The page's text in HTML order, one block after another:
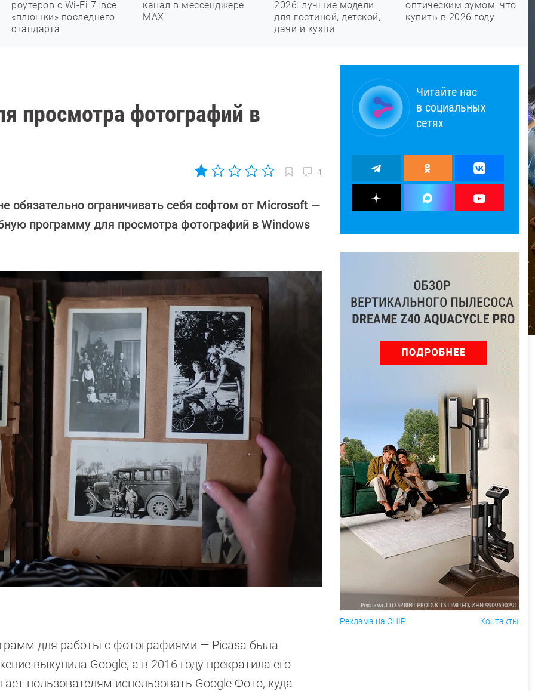
роутеров с Wi-Fi 7: все
«плюшки» последнего
стандарта
канал в мессенджере
МАХ
2026: лучшие модели
для гостиной, детской,
дачи и кухни
оптическим зумом: что
купить в 2026 году
просмотра фотографий в
4
обязательно ограничивать себя софтом от Microsoft —
программу для просмотра фотографий в Windows
для работы с фотографиями — Picasa была
выкупила Google, а в 2016 году прекратила его
пользователям использовать Google Фото, куда
Читайте нас
в социальных
сетях
Реклама на CHIP Контакты